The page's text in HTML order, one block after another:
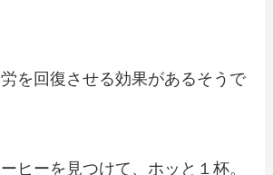
を回復させる効果があるそうで
ヒーを見つけて、ホッと１杯。